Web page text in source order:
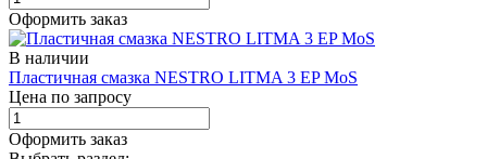
Оформить заказ
В наличии
Пластичная смазка NESTRO LITMA 3 EP MoS
Цена по запросу
Оформить заказ